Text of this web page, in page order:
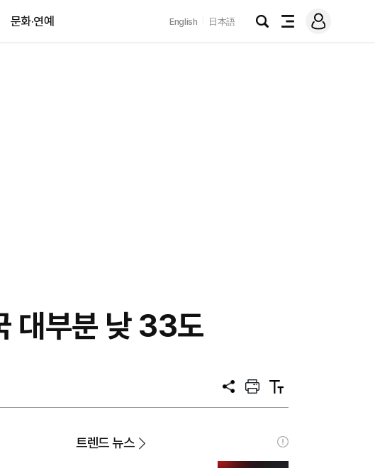
문화·연예 English 日本語
검
전
메
그
대부분 낮 33도
공
프
트
텍
트
트렌드 뉴스